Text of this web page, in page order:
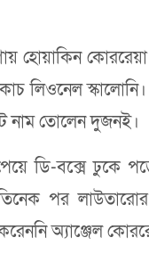
হোয়াকিন
লিওনেল
নাম তোলেন দুজনই।
ডি-বক্সে ঢুকে
পর
অ্যাঞ্জেল